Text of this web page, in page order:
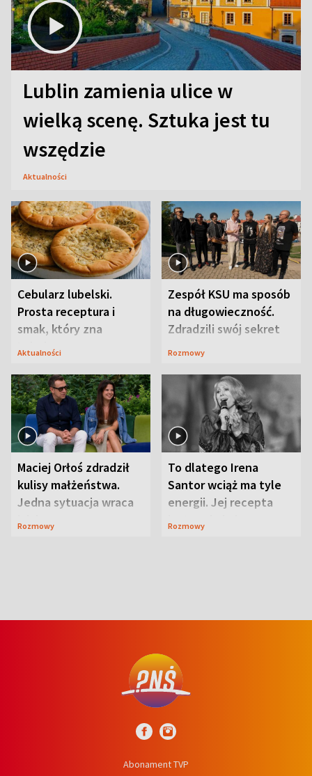
Lublin zamienia ulice w
wielką scenę. Sztuka jest tu
wszędzie
Aktualności
Cebularz lubelski.
Prosta receptura i
smak, który zna
Lubelszczyzna
Aktualności
Zespół KSU ma sposób
na długowieczność.
Zdradzili swój sekret
Rozmowy
Maciej Orłoś zdradził
kulisy małżeństwa.
Jedna sytuacja wraca
jak bumerang
Rozmowy
To dlatego Irena
Santor wciąż ma tyle
energii. Jej recepta
jest zaskakująco
Rozmowy
Abonament TVP